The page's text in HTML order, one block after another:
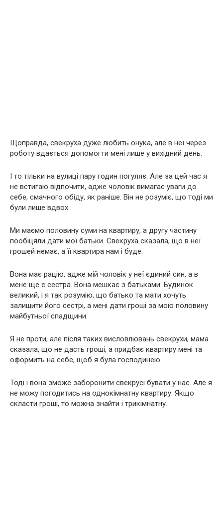
Щоправда, свекруха дуже любить онука, але в неї через
роботу вдається допомогти мені лише у вихідний день.
І то тільки на вулиці пару годин погуляє. Але за цей час я
не встигаю відпочити, адже чоловік вимагає уваги до
себе, смачного обіду, як раніше. Він не розуміє, що тоді ми
були лише вдвох.
Ми маємо половину суми на квартиру, а другу частину
пообіцяли дати мої батьки. Свекруха сказала, що в неї
грошей немає, а її квартира нам і буде.
Вона має рацію, адже мій чоловік у неї єдиний син, а в
мене ще є сестра. Вона мешкає з батьками. Будинок
великий, і я так розумію, що батько та мати хочуть
залишити його сестрі, а мені дати гроші за мою половину
майбутньої спадщини.
Я не проти, але після таких висловлювань свекрухи, мама
сказала, що не дасть гроші, а придбає квартиру мені та
оформить на себе, щоб я була господинею.
Тоді і вона зможе заборонити свекрусі бувати у нас. Але я
не можу погодитись на однокімнатну квартиру. Якщо
скласти гроші, то можна знайти і трикімнатну.